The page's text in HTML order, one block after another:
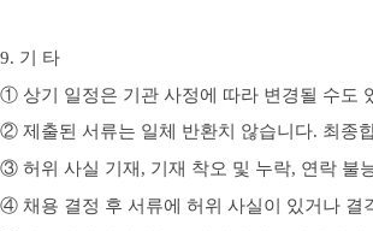
9. 기 타
① 상기 일정은 기관 사정에 따라 변경될 수도
② 제출된 서류는 일체 반환치 않습니다. 최종
③ 허위 사실 기재 , 기재 착오 및 누락, 연락 불
④ 채용 결정 후 서류에 허위 사실이 있거나